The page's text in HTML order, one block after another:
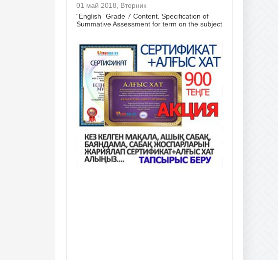
01 май 2018, Вторник
“English” Grade 7 Content. Specification of
Summative Assessment for term on the subject